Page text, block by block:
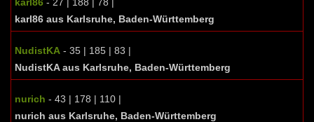
karl86 aus Karlsruhe, Baden-Württemberg
NudistKA - 35 | 185 | 83 |
NudistKA aus Karlsruhe, Baden-Württemberg
nurich - 43 | 178 | 110 |
nurich aus Karlsruhe, Baden-Württemberg